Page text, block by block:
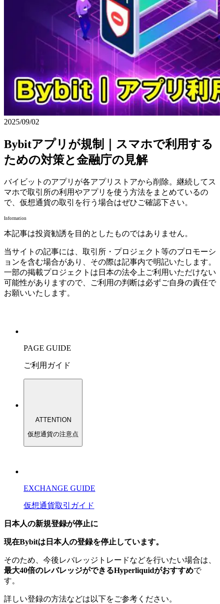
2025/09/02
Bybitアプリが規制｜スマホで利用する
ための対策と金融庁の見解
バイビットのアプリが各アプリストアから削除。継続してス
マホで取引所の利用やアプリを使う方法をまとめているの
で、仮想通貨の取引を行う場合はぜひご確認下さい。
Information
本記事は投資勧誘を目的としたものではありません。
当サイトの記事には、取引所・プロジェクト等のプロモーシ
ョンを含む場合があり、その際は記事内で明記いたします。
一部の掲載プロジェクトは日本の法令上ご利用いただけない
可能性がありますので、ご利用の判断は必ずご自身の責任で
お願いいたします。
PAGE GUIDE
ご利用ガイド
ATTENTION
仮想通貨の注意点
EXCHANGE GUIDE
仮想通貨取引 ガイド
日本人の新規登録が停止に
現在Bybitは日本人の登録を停止しています。
そのため、今後レバレッジトレードなどを行いたい場合は、
最大40倍のレバレッジができるHyperliquidがおすすめで
す。
詳しい登録の方法などは以下をご参考ください。